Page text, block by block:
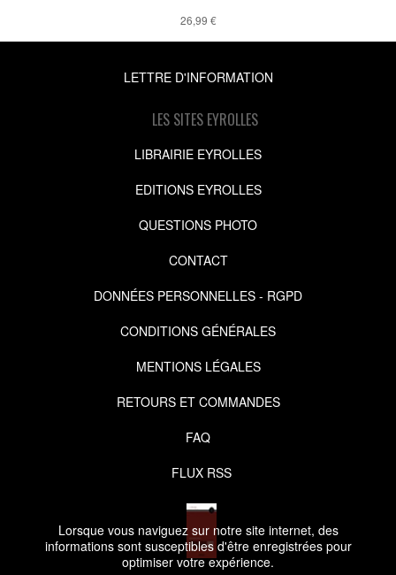
Lorsque vous naviguez sur notre site internet, des
informations sont susceptibles d'être enregistrées pour
optimiser votre expérience.
26,99 €
LETTRE D'INFORMATION
LES SITES EYROLLES
LIBRAIRIE EYROLLES
EDITIONS EYROLLES
QUESTIONS PHOTO
CONTACT
DONNÉES PERSONNELLES - RGPD
CONDITIONS GÉNÉRALES
MENTIONS LÉGALES
RETOURS ET COMMANDES
FAQ
FLUX RSS